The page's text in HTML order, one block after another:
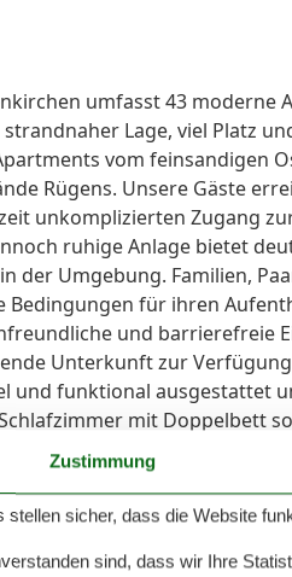
umfasst 43 moderne
Lage, viel Platz
vom feinsandigen
Rügens. Unsere Gäste
unkomplizierten Zugang
ruhige Anlage bietet
der Umgebung. Familien,
Bedingungen für ihren
und barrierefreie
Unterkunft zur
und funktional ausgestattet
mit Doppelbett
WLAN steht
Kühlschrank, eine Mikrowelle
über keine eigene Küche.
mit allen notwendigen
Ein Frühstücksangebot
Zustimmung
stellen sicher, dass die Website
sind, dass wir Ihre